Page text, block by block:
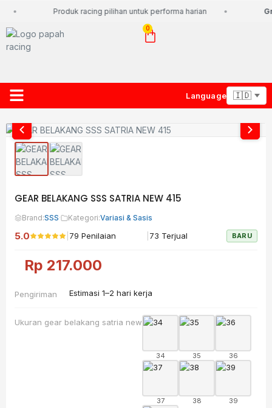
Produk racing pilihan untuk performa harian
0
Language
GEAR BELAKANG SSS SATRIA NEW 415
Brand:SSS· Kategori:Variasi & Sasis
5.0 79 Penilaian 73 Terjual BARU
Rp 217.000
Pengiriman Estimasi 1–2 hari kerja
Ukuran gear belakang satria new
34 35 36
37 38 39